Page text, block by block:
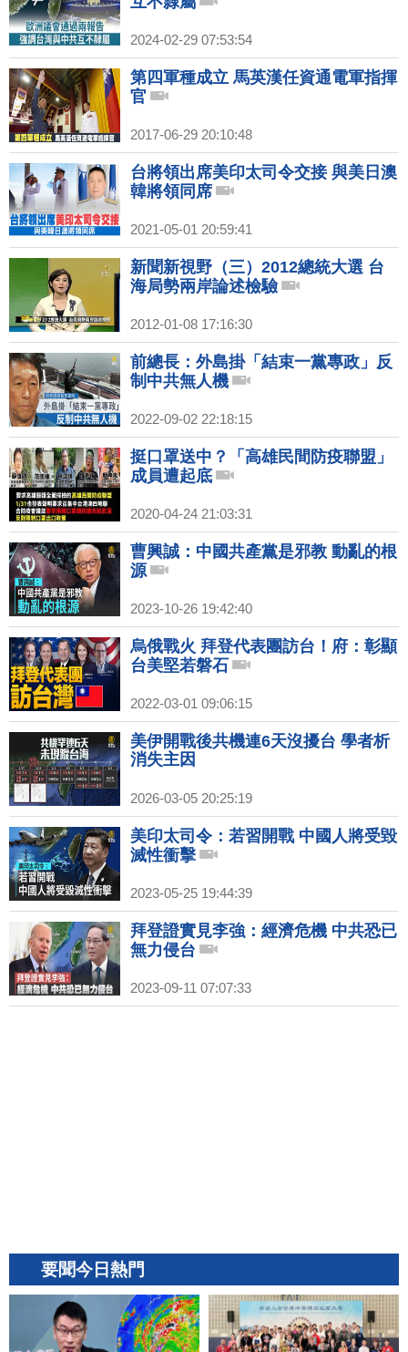
2024-02-29 07:53:54
第四軍種成立 馬英漢任資通電軍指揮
官
2017-06-29 20:10:48
台將領出席美印太司令交接 與美日澳
韓將領同席
2021-05-01 20:59:41
新聞新視野（三）2012總統大選 台
海局勢兩岸論述檢驗
2012-01-08 17:16:30
前總長：外島掛「結束一黨專政」反
制中共無人機
2022-09-02 22:18:15
挺口罩送中？「高雄民間防疫聯盟」
成員遭起底
2020-04-24 21:03:31
曹興誠：中國共產黨是邪教 動亂的根
源
2023-10-26 19:42:40
烏俄戰火 拜登代表團訪台！府：彰顯
台美堅若磐石
2022-03-01 09:06:15
美伊開戰後共機連6天沒擾台 學者析
消失主因
2026-03-05 20:25:19
美印太司令：若習開戰 中國人將受毀
滅性衝擊
2023-05-25 19:44:39
拜登證實見李強：經濟危機 中共恐已
無力侵台
2023-09-11 07:07:33
要聞今日熱門